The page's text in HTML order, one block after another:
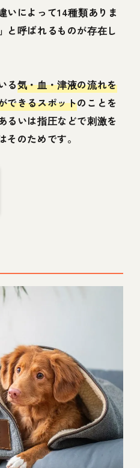
いによって14種類ありま
と呼ばれるものが存在し
る気・血・津液の流れを
できるスポットのことを
るいは指圧などで刺激を
のためです。